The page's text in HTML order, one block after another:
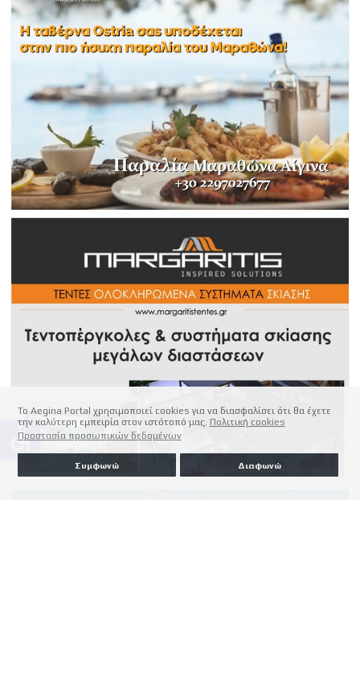
Το Aegina Portal χρησιμοποιεί cookies για να διασφαλίσει ότι θα έχετε
την καλύτερη εμπειρία στον ιστότοπό μας. Πολιτική cookies
Προστασία προσωπικών δεδομένων
Συμφωνώ Διαφωνώ
accessible